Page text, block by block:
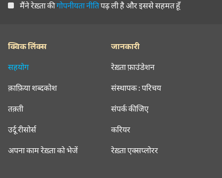
मैंने रेख़्ता कीगोपनीयता नीतिपढ़ ली है और इससे सहमत हूँ
क्विक लिंक्स
सहयोग
क़ाफ़िया शब्दकोश
तक़्ती
उर्दू रीसोर्स
अपना काम रेख़्ता को भेजें
जानकारी
रेख़्ता फ़ाउंडेशन
संस्थापक : परिचय
संपर्क कीजिए
करियर
रेख़्ता एक्सप्लोरर